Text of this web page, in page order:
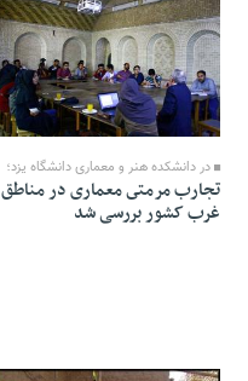
07 Ordibehesht 1395 - 13:24
در دانشکده هنر و معماری دانشگاه یزد؛
تجارب مرمتى معماری در مناطق
غرب کشور بررسی شد